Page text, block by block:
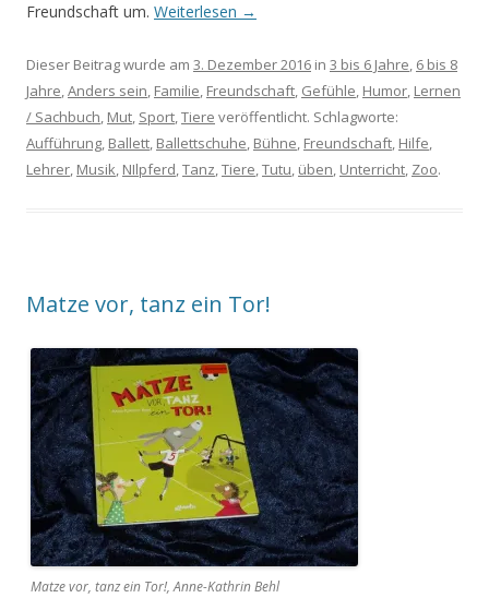
Freundschaft um. Weiterlesen →
Dieser Beitrag wurde am 3. Dezember 2016 in 3 bis 6 Jahre, 6 bis 8
Jahre,Anders sein, Familie, Freundschaft, Gefühle, Humor, Lernen
/ Sachbuch, Mut, Sport,Tiere veröffentlicht. Schlagworte:
Aufführung, Ballett, Ballettschuhe, Bühne, Freundschaft, Hilfe,
Lehrer, Musik, NIlpferd,Tanz,Tiere,Tutu, üben, Unterricht, Zoo.
Matze vor, tanz ein Tor!
Matze vor, tanz ein Tor!, Anne-Kathrin Behl